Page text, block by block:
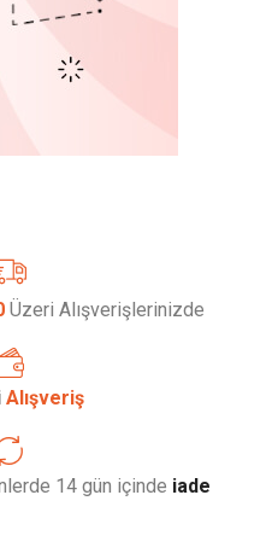
Üzeri Alışverişlerinizde
Alışveriş
14 gün içinde iade